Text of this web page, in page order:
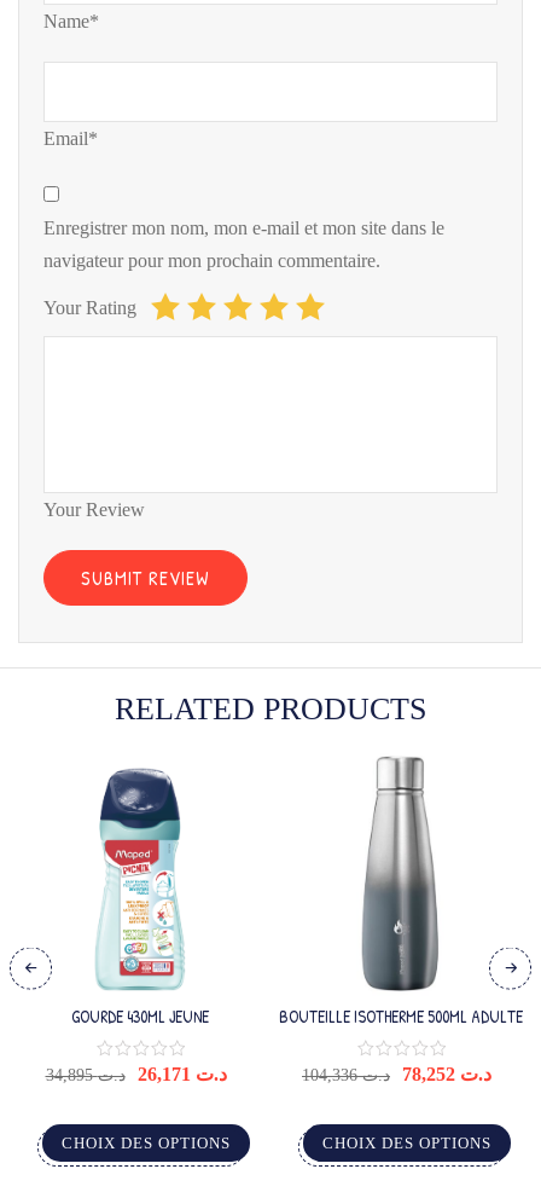
Name*
Email*
Enregistrer mon nom, mon e-mail et mon site dans le
navigateur pour mon prochain commentaire.
Your Rating
Your Review
RELATED PRODUCTS
GOURDE 430ML JEUNE
د.ت34,895 د.ت
CHOIX DES OPTIONS
BOUTEILLE ISOTHERME 500ML ADULTE
د.ت104,336 د.ت
CHOIX DES OPTIONS